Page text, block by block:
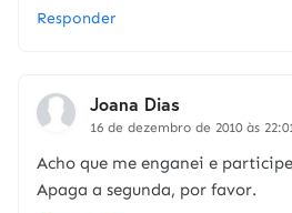
Responder
Joana Dias
16 de dezembro de 2010 às
Acho que me enganei e
Apaga a segunda, por favor.